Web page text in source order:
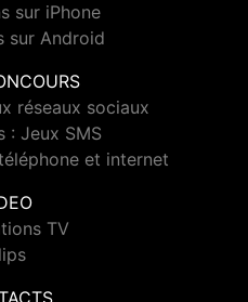
sur iPhone
sur Android
réseaux sociaux
: Jeux SMS
et internet
TV